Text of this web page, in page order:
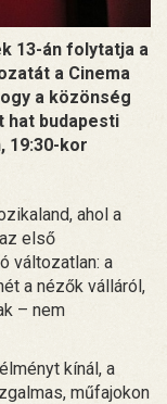
13-án folytatja a
a Cinema
a közönség
hat budapesti
19:30-kor
ahol a
első
változatlan: a
a nézők válláról,
– nem
kínál, a
műfajokon